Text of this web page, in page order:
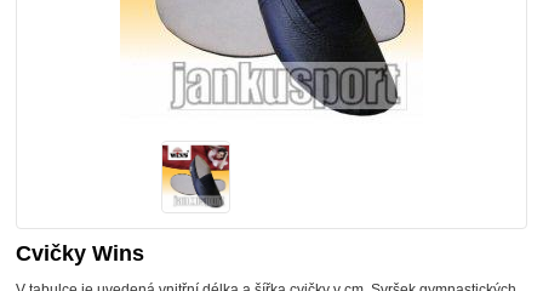
Cvičky Wins